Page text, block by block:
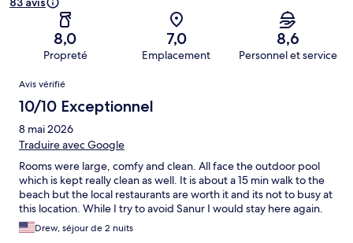
8,0
Propreté
7,0
Emplacement
8,6
Personnel et service
Avis
Avis vérifié
10/10 Exceptionnel
8 mai 2026
Traduire avec Google
Rooms were large, comfy and clean. All face the outdoor pool
which is kept really clean as well. It is about a 15 min walk to the
beach but the local restaurants are worth it and its not to busy at
this location. While I try to avoid Sanur I would stay here again.
Drew, séjour de 2 nuits